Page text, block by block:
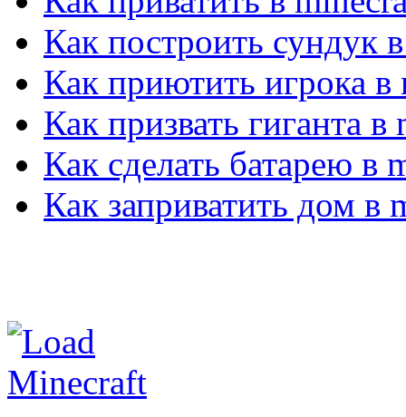
Как построить сундук
Как приютить игрока в
Как призвать гиганта
Как сделать батарею в
Как заприватить дом в